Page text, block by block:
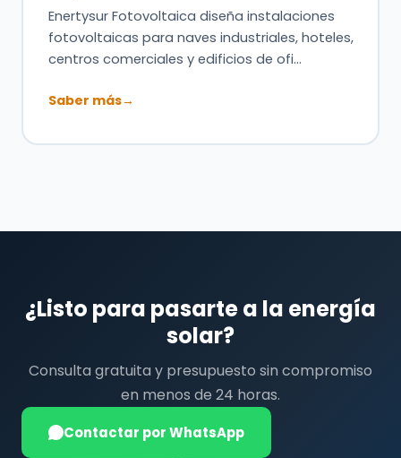
Enertysur Fotovoltaica diseña instalaciones
fotovoltaicas para naves industriales, hoteles,
centros comerciales y edificios de ofi…
Saber más→
¿Listo para pasarte a la energía
solar?
Consulta gratuita y presupuesto sin compromiso
en menos de 24 horas.
Contactar por WhatsApp